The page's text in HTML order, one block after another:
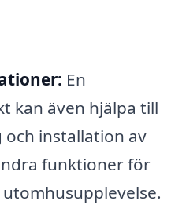
En
kan även hjälpa till
installation av
funktioner för